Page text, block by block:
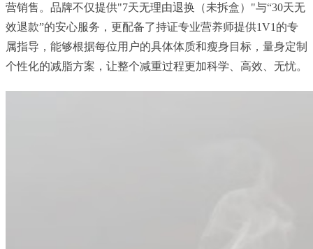
营销售。品牌不仅提供"7天无理由退换（未拆盒）"与“30天无
效退款”的安心服务，更配备了持证专业营养师提供1V1的专
属指导，能够根据每位用户的具体体质和瘦身目标，量身定制
个性化的减脂方案，让整个减重过程更加科学、高效、无忧。